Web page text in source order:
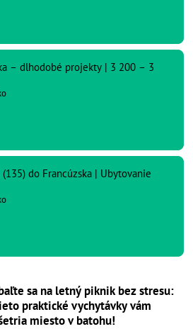
– dlhodobé projekty | 3 200 – 3
(135) do Francúzska | Ubytovanie
sa na letný piknik bez stresu:
praktické vychytávky vám
miesto v batohu!